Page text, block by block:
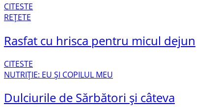
CITESTE
REȚETE
Rasfat cu hrisca pentru micul dejun
CITESTE
NUTRIȚIE: EU ȘI COPILUL MEU
Dulciurile de Sărbători și câteva